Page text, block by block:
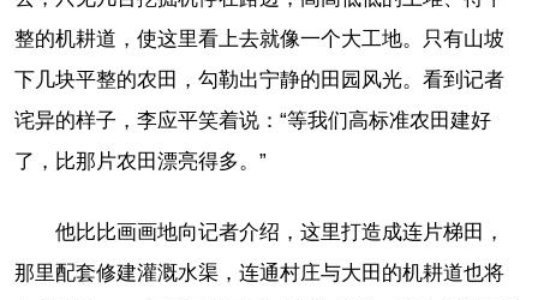
整的机耕道，使这里看上去就像一个大工地。只有山坡
下几块平整的农田，勾勒出宁静的田园风光。看到记者
诧异的样子，李应平笑着说：“等我们高标准农田建好
了，比那片农田漂亮得多。”
他比比画画地向记者介绍，这里打造成连片梯田，
那里配套修建灌溉水渠，连通村庄与大田的机耕道也将